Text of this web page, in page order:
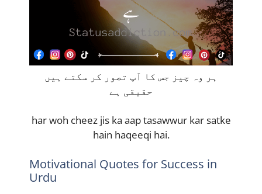
ہر وہ چیز جس کا آپ تصور کر سکتے ہیں
حقیقی ہے
har woh cheez jis ka aap tasawwur kar satke
hain haqeeqi hai.
Motivational Quotes for Success in
Urdu